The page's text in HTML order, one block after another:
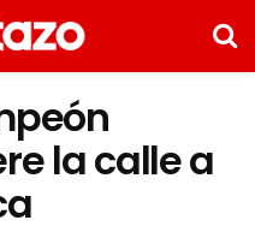
la calle a